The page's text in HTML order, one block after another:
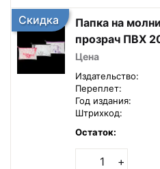
Скидка
Папка на
прозрач ПВХ
конфетти
Цена
Издательство:
Переплет:
Год издания:
Штрихкод:
Остаток:
+